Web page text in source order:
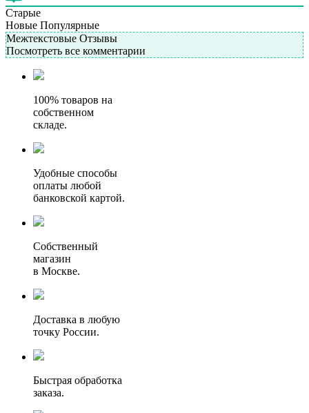
Старые
Новые Популярные
Межтекстовые Отзывы
Посмотреть все комментарии
100% товаров на
собственном
складе.
Удобные способы
оплаты любой
банковской картой.
Собственный
магазин
в Москве.
Доставка в любую
точку России.
Быстрая обработка
заказа.